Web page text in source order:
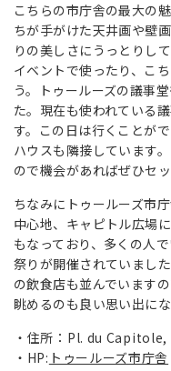
こちらの市庁舎の最大の
ちが手がけた天井画や壁
りの美しさにうっとりし
イベントで使ったり、こ
う。トゥールーズの議事
た。現在も使われている
す。この日は行くことが
ハウスも隣接しています
ので機会があればぜひセ
ちなみにトゥールーズ市
中心地、キャピトル広場
もなっており、多くの人
祭りが開催されていまし
の飲食店も並んでいます
眺めるのも良い思い出にな
住所：Pl. du
HP: トゥールーズ市庁舎